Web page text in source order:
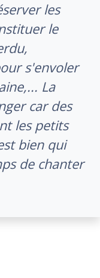
les
le
s'envoler
La
car des
les petits
bien qui
de chanter